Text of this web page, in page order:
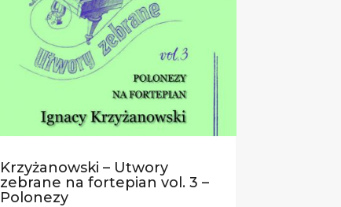
Krzyżanowski – Utwory
zebrane na fortepian vol. 3 –
Polonezy